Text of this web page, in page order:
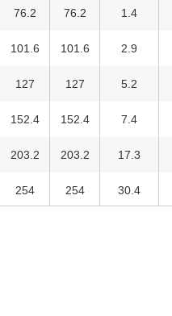
76.2 76.2 1.4
101.6 101.6 2.9
127 127 5.2
152.4 152.4 7.4
203.2 203.2 17.3
254 254 30.4